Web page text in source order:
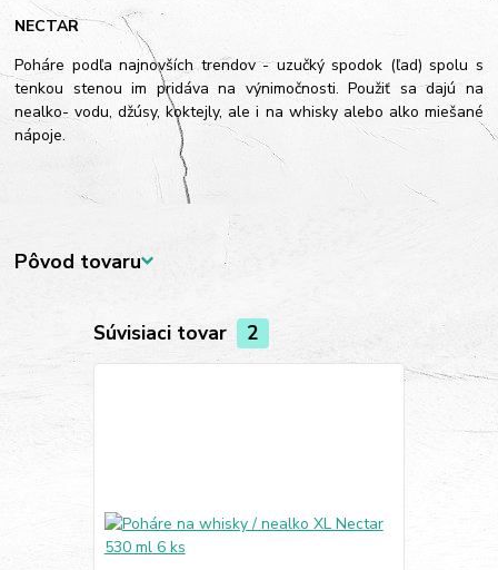
NECTAR
Poháre podľa najnovších trendov - uzučký spodok (ľad) spolu s
tenkou stenou im pridáva na výnimočnosti. Použiť sa dajú na
nealko- vodu, džúsy, koktejly, ale i na whisky alebo alko miešané
nápoje.
Pôvod tovaru
Súvisiaci tovar 2